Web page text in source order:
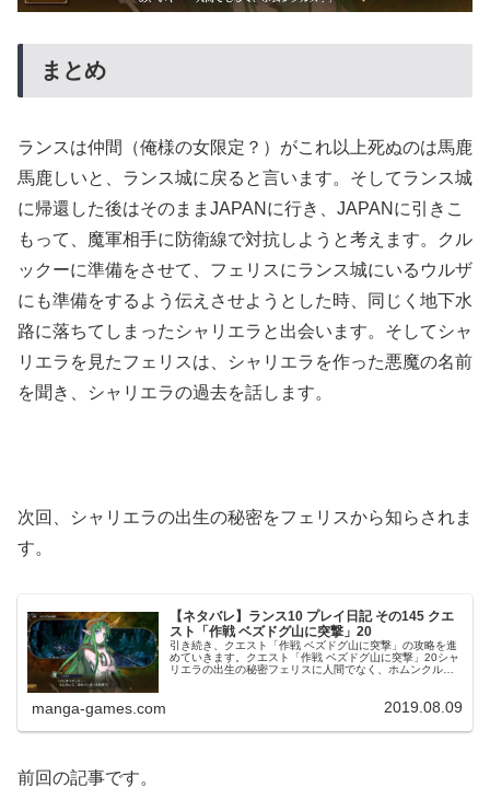
まとめ
ランスは仲間（俺様の女限定？）がこれ以上死ぬのは馬鹿
馬鹿しいと、ランス城に戻ると言います。そしてランス城
に帰還した後はそのままJAPANに行き、JAPANに引きこ
もって、魔軍相手に防衛線で対抗しようと考えます。クル
ックーに準備をさせて、フェリスにランス城にいるウルザ
にも準備をするよう伝えさせようとした時、同じく地下水
路に落ちてしまったシャリエラと出会います。そしてシャ
リエラを見たフェリスは、シャリエラを作った悪魔の名前
を聞き、シャリエラの過去を話します。
次回、シャリエラの出生の秘密をフェリスから知らされま
す。
【ネタバレ】ランス10 プレイ日記 その145 クエ
スト「作戦 ベズドグ山に突撃」20
引き続き、クエスト「作戦 ベズドグ山に突撃」の攻略を進
めていきます。クエスト「作戦 ベズドグ山に突撃」20シャ
リエラの出生の秘密フェリスに人間でなく、ホムンクル
manga-games.com 2019.08.09
前回の記事です。